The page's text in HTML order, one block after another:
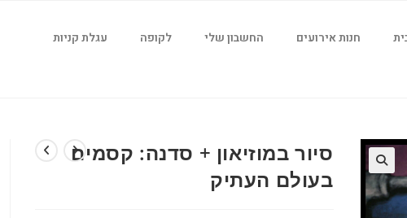
חנות אירועים החשבון שלי לקופה עגלת קניות
סיור במוזיאון + סדנה: קסמים
בעולם העתיק